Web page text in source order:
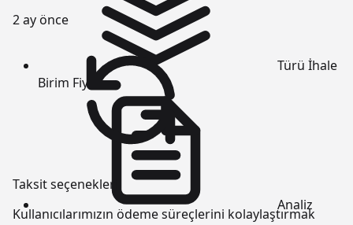
2 ay önce
Taksit seçenekleri
Kullanıcılarımızın ödeme süreçlerini kolaylaştırmak
Türü İhale
Birim Fiyatı
Analiz